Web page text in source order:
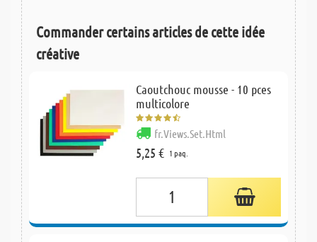
Commander certains articles de cette idée
créative
Caoutchouc mousse - 10 pces
multicolore
fr.Views.Set.Html
5,25 € 1 paq.